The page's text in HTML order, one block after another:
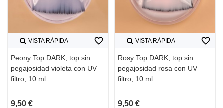
VISTA RÁPIDA
Peony Top DARK, top sin
pegajosidad violeta con UV
filtro, 10 ml
9,50 €
favorite_border VISTA RÁPIDA
Rosy Top DARK, top sin
pegajosidad rosa con UV
filtro, 10 ml
9,50 €
favorite_border